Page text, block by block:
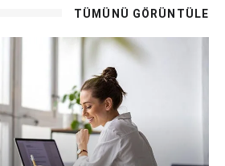
TÜMÜNÜ GÖRÜNTÜLE